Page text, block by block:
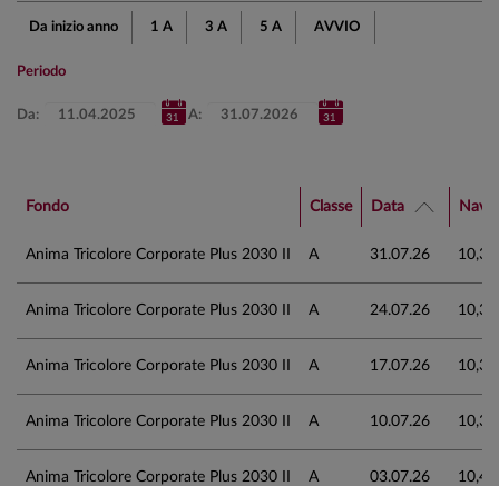
Da inizio anno 1 A 3 A 5 A AVVIO
Periodo
Da: A:
Fondo Classe Data Nav €
Anima Tricolore Corporate Plus 2030 II A 31.07.26
Anima Tricolore Corporate Plus 2030 II A 24.07.26
Anima Tricolore Corporate Plus 2030 II A 17.07.26
Anima Tricolore Corporate Plus 2030 II A 10.07.26
Anima Tricolore Corporate Plus 2030 II A 03.07.26